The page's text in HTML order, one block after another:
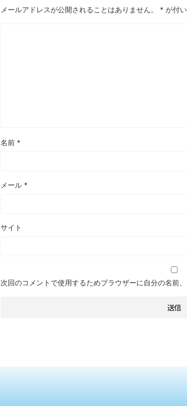
メールアドレスが公開されることはありません。 * が付
名前 *
メール *
サイト
次回のコメントで使用するためブラウザーに自分の名前